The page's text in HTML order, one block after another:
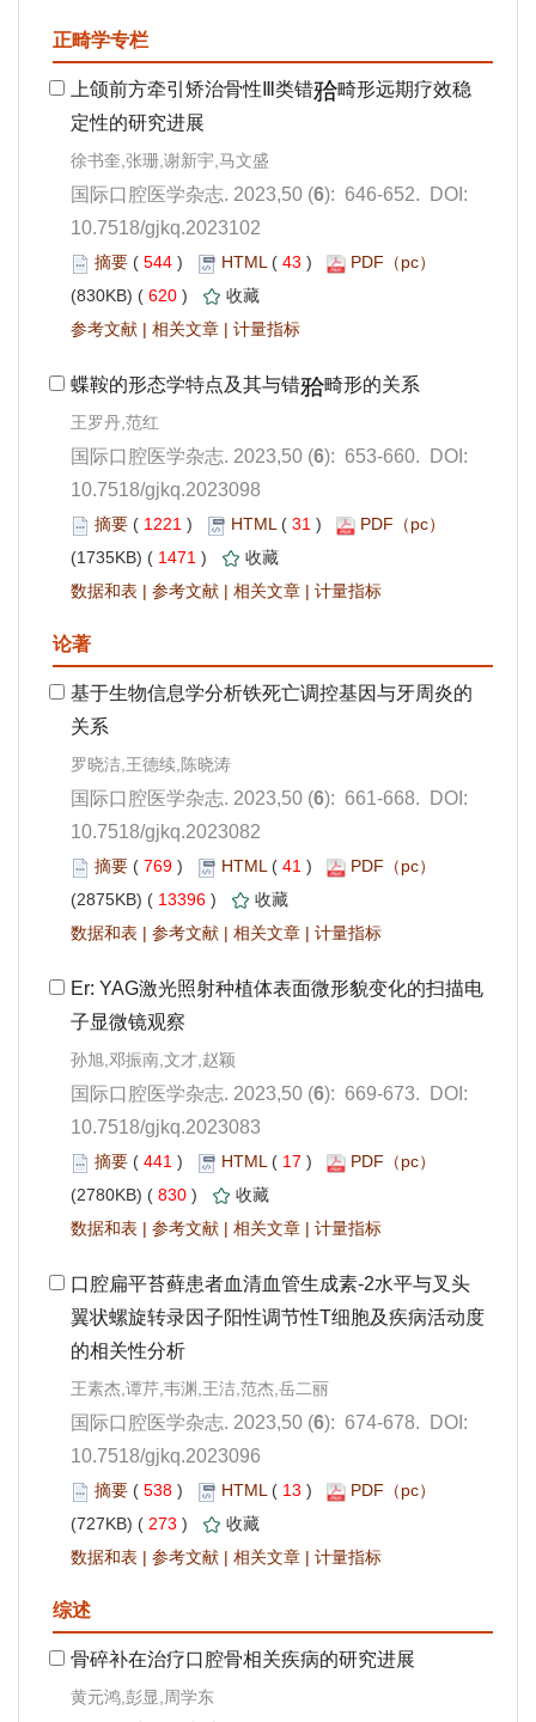
): 646-652. DOI:
10.7518/gjkq.2023102
544 ) 43 )
620 )
|
|
): 653-660. DOI:
10.7518/gjkq.2023098
1221 ) 31 )
1471 )
|
| |
): 661-668. DOI:
10.7518/gjkq.2023082
769 ) 41 )
13396 )
|
| |
): 669-673. DOI:
10.7518/gjkq.2023083
441 ) 17 )
830 )
|
| |
): 674-678. DOI:
10.7518/gjkq.2023096
538 ) 13 )
273 )
|
| |